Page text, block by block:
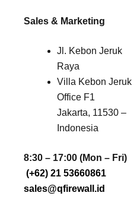
Sales & Marketing
Jl. Kebon Jeruk
Raya
Villa Kebon Jeruk
Office F1
Jakarta, 11530 –
Indonesia
8:30 – 17:00 (Mon – Fri)
(+62) 21 53660861
sales@qfirewall.id